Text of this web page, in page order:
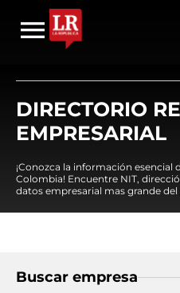
DIRECTORIO
EMPRESARIAL
¡Conozca la información esencial
Colombia! Encuentre NIT,
datos empresarial mas grande del
Buscar empresa